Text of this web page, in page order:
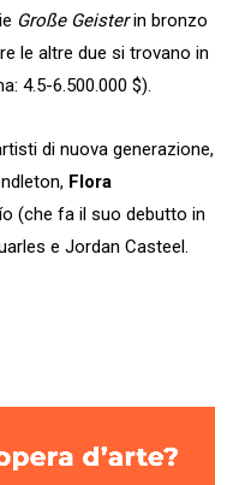
Große Geisterin bronzo
le altre due si trovano in
4.5-6.500.000 $).
di nuova generazione,
Flora
(che fa il suo debutto in
e Jordan Casteel.